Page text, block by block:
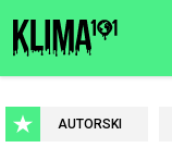
AUTORSKI